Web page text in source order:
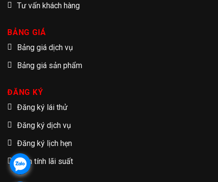
Tư vấn khách hàng
BẢNG GIÁ
Bảng giá dịch vụ
Bảng giá sản phẩm
ĐĂNG KÝ
Đăng ký lái thử
Đăng ký dịch vụ
Đăng ký lịch hẹn
Tạm tính lãi suất